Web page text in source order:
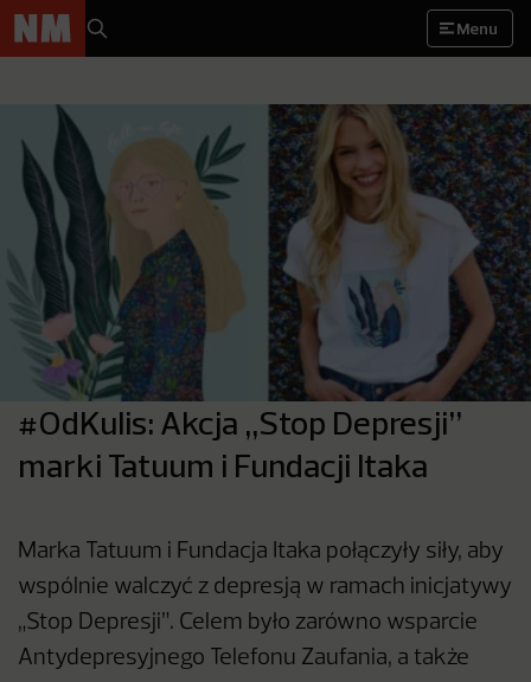
Menu
#OdKulis: Akcja „Stop Depresji”
marki Tatuum i Fundacji Itaka
Marka Tatuum i Fundacja Itaka połączyły siły, aby
wspólnie walczyć z depresją w ramach inicjatywy
„Stop Depresji”. Celem było zarówno wsparcie
Antydepresyjnego Telefonu Zaufania, a także